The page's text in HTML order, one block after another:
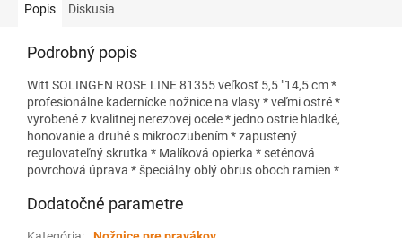
Popis Diskusia
Podrobný popis
Witt SOLINGEN ROSE LINE 81355 veľkosť 5,5 "14,5 cm *
profesionálne kadernícke nožnice na vlasy * veľmi ostré *
vyrobené z kvalitnej nerezovej ocele * jedno ostrie hladké,
honovanie a druhé s mikroozubením * zapustený
regulovateľný skrutka * Malíková opierka * seténová
povrchová úprava * špeciálny oblý obrus oboch ramien *
Dodatočné parametre